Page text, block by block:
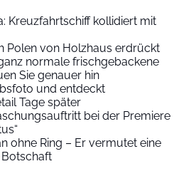
Kreuzfahrtschiff kollidiert mit
Polen von Holzhaus erdrückt
normale frischgebackene
Sie genauer hin
und entdeckt
Tage später
bei der Premiere
ohne Ring – Er vermutet eine